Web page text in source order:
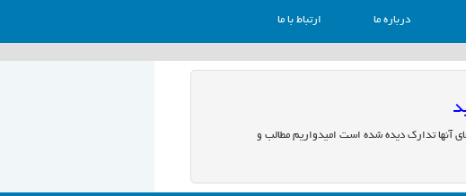
درباره ما ارتباط با ما
آنها تدارک دیده شده است امیدواریم مطالب و